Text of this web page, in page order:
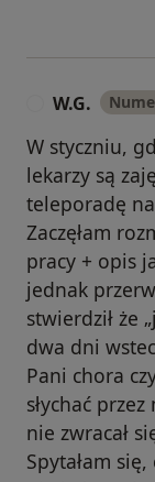
W.G.
W styczniu,
lekarzy są
teleporadę
Zaczęłam
pracy + opis
jednak
stwierdził że
dwa dni
Pani chora
słychać
nie zwracał
Spytałam